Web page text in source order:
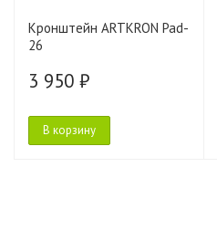
Кронштейн ARTKRON Pad-
26
3 950 ₽
В корзину